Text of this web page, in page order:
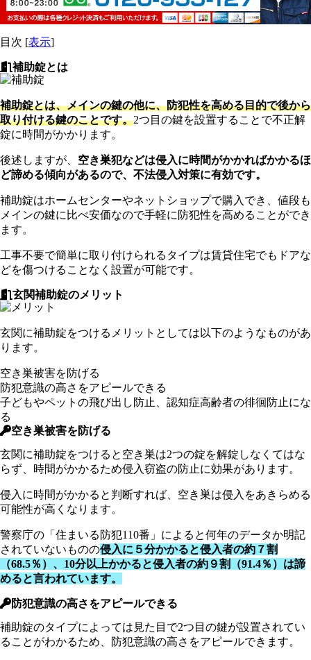
目次 [表示]
補助錠とは
補助錠とは、メインの鍵の他に、防犯性を高める目的で後から
取り付ける鍵のことです。2つ目の鍵を設置することで不正解
錠に時間がかかります。
後述しますが、 空き巣犯などは侵入に時間がかかればかかるほ
ど諦める傾向があるので、不法侵入対策に有効です。
補助錠はホームセンターやネットショップで購入でき、値段も
メインの鍵に比べ安価なので手軽に防犯性を高めることができ
ます。
工事不要で簡単に取り付けられるタイプは賃貸住宅でもドアな
どを傷つけることなく設置が可能です。
玄関補助錠のメリット
玄関に補助錠をつけるメリットとしては以下のようなものがあ
ります。
空き巣被害を防げる
防犯意識の高さをアピールできる
子どもやペットの飛び出し防止、認知症高齢者の徘徊防止にな
る
空き巣被害を防げる
玄関に補助錠をつけると空き巣は2つの錠を解錠しなくてはな
らず、時間がかかるため侵入窃盗の防止に効果があります。
侵入に時間がかかると判断すれば、空き巣は侵入をあきらめる
可能性が高くなります。
警察庁の「住まいる防犯110番」によると何年のデータか明記
されていないものの侵入に５分かかると侵入者の約７割
（68.5％）、10分以上かかると侵入者の約９割（91.4％）は諦
めると言われています。
防犯意識の高さをアピールできる
補助錠のタイプによっては見た目で2つ目の鍵が設置されてい
ることがわかるため、防犯意識の高さをアピールできます。